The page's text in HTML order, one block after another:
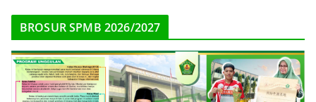
BROSUR SPMB 2026/2027